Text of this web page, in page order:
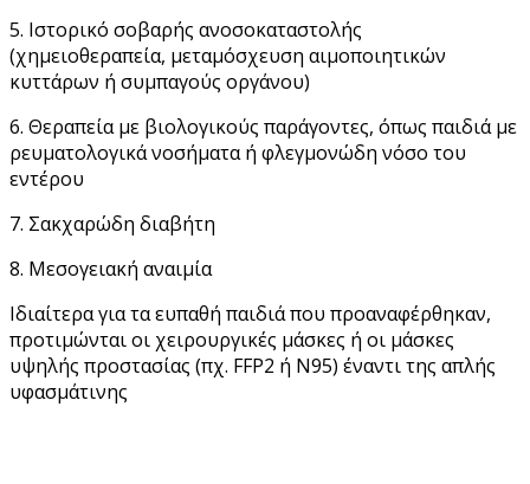
5. Ιστορικό σοβαρής ανοσοκαταστολής
(χημειοθεραπεία, μεταμόσχευση αιμοποιητικών
κυττάρων ή συμπαγούς οργάνου)
6. Θεραπεία με βιολογικούς παράγοντες, όπως παιδιά με
ρευματολογικά νοσήματα ή φλεγμονώδη νόσο του
εντέρου
7. Σακχαρώδη διαβήτη
8. Μεσογειακή αναιμία
Ιδιαίτερα για τα ευπαθή παιδιά που προαναφέρθηκαν,
προτιμώνται οι χειρουργικές μάσκες ή οι μάσκες
υψηλής προστασίας (πχ. FFP2 ή Ν95) έναντι της απλής
υφασμάτινης